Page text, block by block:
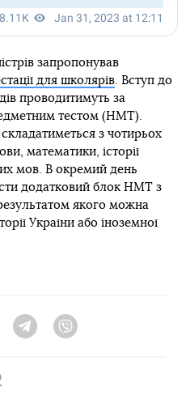
запропонував
для школярів. Вступ до
проводитимуть за
тестом (НМТ).
з чотирьох
математики, історії
мов. В окремий день
додатковий блок НМТ з
результатом якого можна
України або іноземної
Twitter Telegram